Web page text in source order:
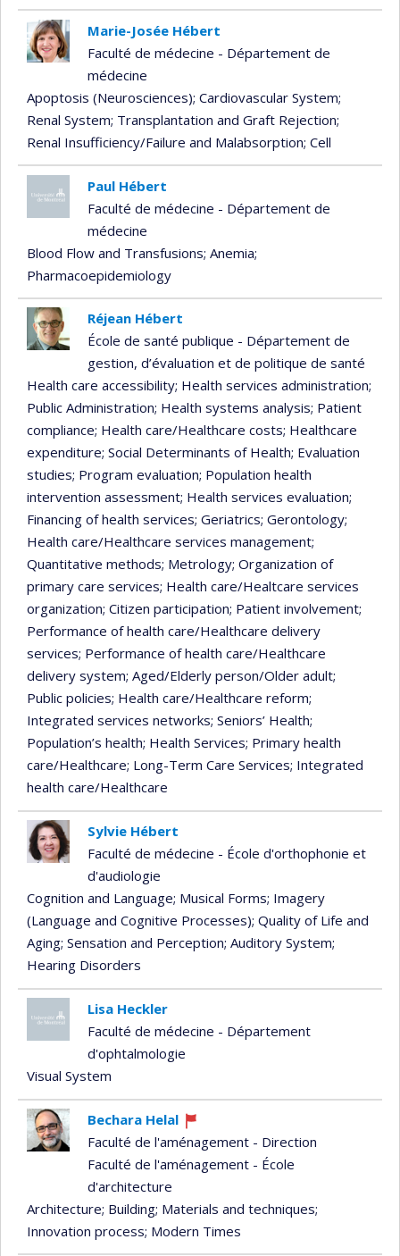
Marie-Josée Hébert
Faculté de médecine - Département de
médecine
Apoptosis (Neurosciences); Cardiovascular System;
Renal System; Transplantation and Graft Rejection;
Renal Insufficiency/Failure and Malabsorption; Cell
Paul Hébert
Faculté de médecine - Département de
médecine
Blood Flow and Transfusions; Anemia;
Pharmacoepidemiology
Réjean Hébert
École de santé publique - Département de
gestion, d’évaluation et de politique de santé
Health care accessibility; Health services administration;
Public Administration; Health systems analysis; Patient
compliance; Health care/Healthcare costs; Healthcare
expenditure; Social Determinants of Health; Evaluation
studies; Program evaluation; Population health
intervention assessment; Health services evaluation;
Financing of health services; Geriatrics; Gerontology;
Health care/Healthcare services management;
Quantitative methods; Metrology; Organization of
primary care services; Health care/Healtcare services
organization; Citizen participation; Patient involvement;
Performance of health care/Healthcare delivery
services; Performance of health care/Healthcare
delivery system; Aged/Elderly person/Older adult;
Public policies; Health care/Healthcare reform;
Integrated services networks; Seniors’ Health;
Population’s health; Health Services; Primary health
care/Healthcare; Long-Term Care Services; Integrated
health care/Healthcare
Sylvie Hébert
Faculté de médecine - École d'orthophonie et
d'audiologie
Cognition and Language; Musical Forms; Imagery
(Language and Cognitive Processes); Quality of Life and
Aging; Sensation and Perception; Auditory System;
Hearing Disorders
Lisa Heckler
Faculté de médecine - Département
d'ophtalmologie
Visual System
Bechara Helal
Currently
recruiting
Faculté de l'aménagement - Direction
Faculté de l'aménagement - École
d'architecture
Architecture; Building; Materials and techniques;
Innovation process; Modern Times